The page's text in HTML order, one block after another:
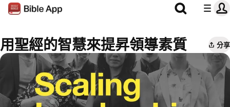
用聖經的智慧來提昇領導素質 分享